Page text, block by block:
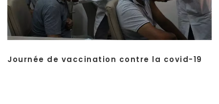
Journée de vaccination contre la covid-19